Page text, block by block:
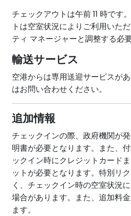
チェックアウトは午前 11 時です
トは空室状況によりご利用いた
ティ マネージャーと調整する必
輸送サービス
空港からは専用送迎サービスが
はお問い合わせください。
追加情報
チェックインの際、政府機関が
明書が必要となります。また、
ックイン時にクレジットカード
ットが必要となります。特別リ
く、チェックイン時の空室状況
場合があります。また、追加料
ます。